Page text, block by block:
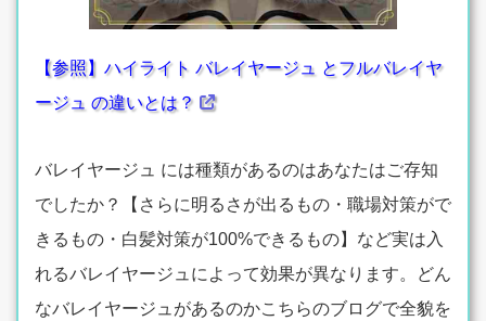
【参照】ハイライト バレイヤージュ とフルバレイヤ
ージュ の違いとは？
バレイヤージュ には種類があるのはあなたはご存知
でしたか？【さらに明るさが出るもの・職場対策がで
きるもの・白髪対策が100%できるもの】など実は入
れるバレイヤージュによって効果が異なります。どん
なバレイヤージュがあるのかこちらのブログで全貌を